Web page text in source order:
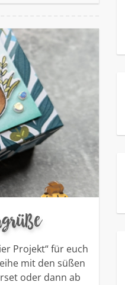
Projekt“ für euch
mit den süßen
oder dann ab